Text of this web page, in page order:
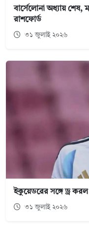
বার্সেলোনা অধ্যায় শেষ,
রাশফোর্ড
৩১ জুলাই ২০২৬
ইকুয়েডরের সঙ্গে ড্র করল
৩১ জুলাই ২০২৬